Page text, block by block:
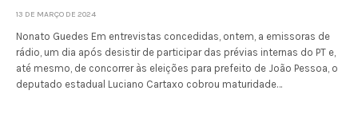
13 DE MARÇO DE 2024
Nonato Guedes Em entrevistas concedidas, ontem, a emissoras de
rádio, um dia após desistir de participar das prévias internas do PT e,
até mesmo, de concorrer às eleições para prefeito de João Pessoa, o
deputado estadual Luciano Cartaxo cobrou maturidade…